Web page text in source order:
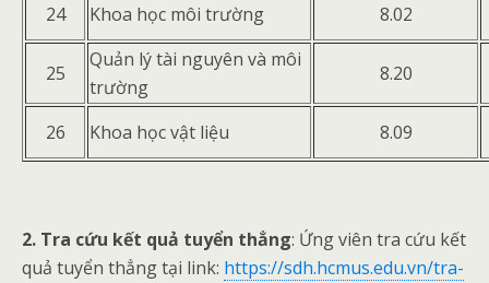
24 Khoa học môi trường 8.02
25
Quản lý tài nguyên và môi
trường
8.20
26 Khoa học vật liệu 8.09
2. Tra cứu kết quả tuyển thẳng: Ứng viên tra cứu kết
quả tuyển thẳng tại link: https://sdh.hcmus.edu.vn/tra-